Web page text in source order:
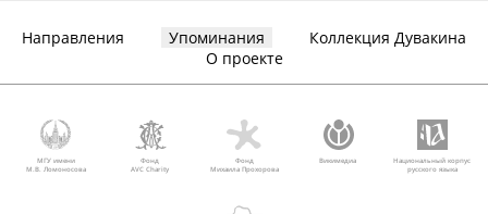
Направления Упоминания
Коллекция Дувакина
О проекте
МГУ имени
М.В. Ломоносова
Фонд
AVC Charity
Фонд
Михаила Прохорова
Викимедиа
Национальный корпус
русского языка